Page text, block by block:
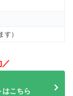
）
／
はこちら